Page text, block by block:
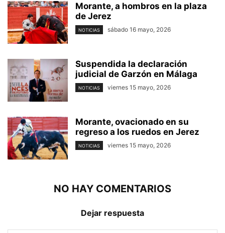
Morante, a hombros en la plaza
de Jerez
NOTICIAS sábado 16 mayo, 2026
Suspendida la declaración
judicial de Garzón en Málaga
NOTICIAS viernes 15 mayo, 2026
Morante, ovacionado en su
regreso a los ruedos en Jerez
NOTICIAS viernes 15 mayo, 2026
NO HAY COMENTARIOS
Dejar respuesta